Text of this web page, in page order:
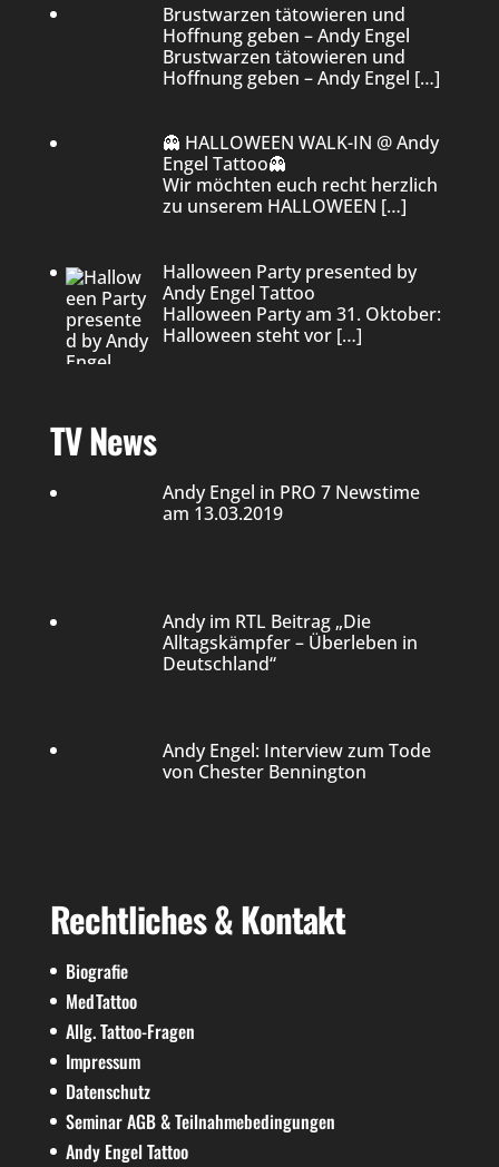
Brustwarzen tätowieren und
Hoffnung geben – Andy Engel
Brustwarzen tätowieren und
Hoffnung geben – Andy Engel […]
👻 HALLOWEEN WALK-IN @ Andy
Engel Tattoo👻
Wir möchten euch recht herzlich
zu unserem HALLOWEEN […]
Halloween Party presented by
Andy Engel Tattoo
Halloween Party am 31. Oktober:
Halloween steht vor […]
TV News
Andy Engel in PRO 7 Newstime
am 13.03.2019
Andy im RTL Beitrag „Die
Alltagskämpfer – Überleben in
Deutschland“
Andy Engel: Interview zum Tode
von Chester Bennington
Rechtliches & Kontakt
Biografie
MedTattoo
Allg. Tattoo-Fragen
Impressum
Datenschutz
Seminar AGB & Teilnahmebedingungen
Andy Engel Tattoo